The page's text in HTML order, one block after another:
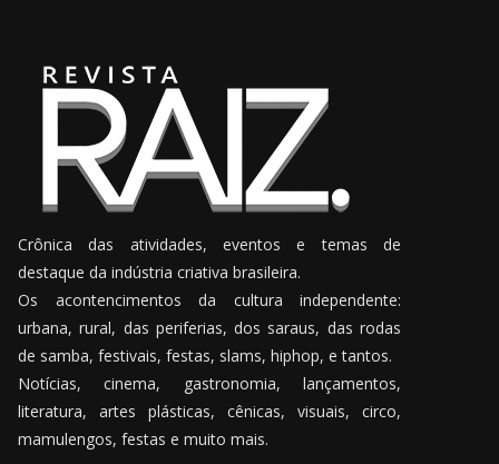
Crônica das atividades, eventos e temas de
destaque da indústria criativa brasileira.
Os acontencimentos da cultura independente:
urbana, rural, das periferias, dos saraus, das rodas
de samba, festivais, festas, slams, hiphop, e tantos.
Notícias, cinema, gastronomia, lançamentos,
literatura, artes plásticas, cênicas, visuais, circo,
mamulengos, festas e muito mais.